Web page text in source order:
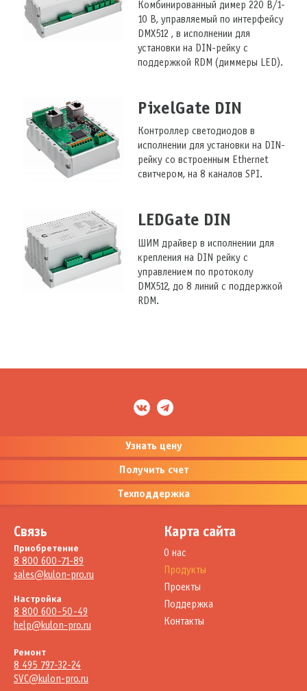
Комбинированный димер 220 В/1-
10 В, управляемый по интерфейсу
DMX512 , в исполнении для
установки на DIN-рейку с
поддержкой RDM (диммеры LED).
PixelGate DIN
Контроллер светодиодов в
исполнении для установки на DIN-
рейку со встроенным Ethernet
свитчером, на 8 каналов SPI.
LEDGate DIN
ШИМ драйвер в исполнении для
крепления на DIN рейку с
управлением по протоколу
DMX512, до 8 линий с поддержкой
RDM.
Узнать цену
Получить счет
Техподдержка
Связь
Приобретение
8 800 600-71-89
sales@kulon-pro.ru
Настройка
8 800 600-50-49
help@kulon-pro.ru
Ремонт
8 495 797-32-24
SVC@kulon-pro.ru
Карта сайта
О нас
Продукты
Проекты
Поддержка
Контакты